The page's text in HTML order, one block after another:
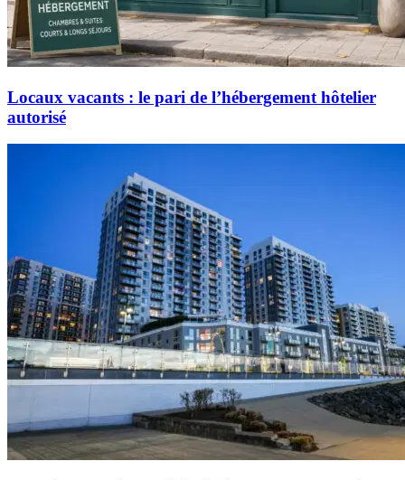
Locaux vacants : le pari de l’hébergement hôtelier
autorisé